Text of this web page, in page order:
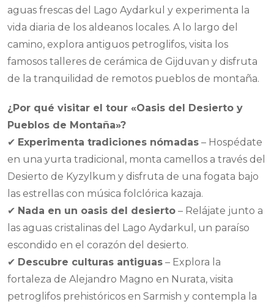
aguas frescas del Lago Aydarkul y experimenta la
vida diaria de los aldeanos locales. A lo largo del
camino, explora antiguos petroglifos, visita los
famosos talleres de cerámica de Gijduvan y disfruta
de la tranquilidad de remotos pueblos de montaña.
¿Por qué visitar el tour «Oasis del Desierto y
Pueblos de Montaña»?
✔ Experimenta tradiciones nómadas – Hospédate
en una yurta tradicional, monta camellos a través del
Desierto de Kyzylkum y disfruta de una fogata bajo
las estrellas con música folclórica kazaja.
✔ Nada en un oasis del desierto – Relájate junto a
las aguas cristalinas del Lago Aydarkul, un paraíso
escondido en el corazón del desierto.
✔ Descubre culturas antiguas – Explora la
fortaleza de Alejandro Magno en Nurata, visita
petroglifos prehistóricos en Sarmish y contempla la